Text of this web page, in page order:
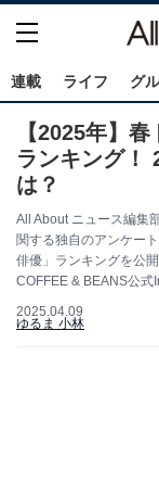
連載 ライフ グ
【2025年】
ランキング！
は？
All About ニュース編集
関する独自のアンケー
俳優」ランキングを公
COFFEE & BEANS公式
2025.04.09
ゆるま 小林